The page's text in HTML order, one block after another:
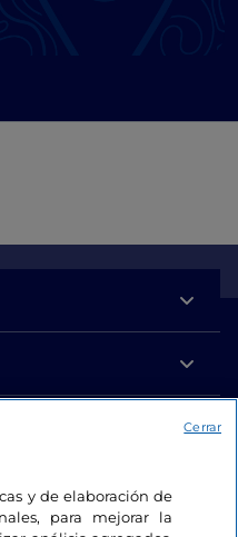
y de elaboración de
para mejorar la
Cerrar